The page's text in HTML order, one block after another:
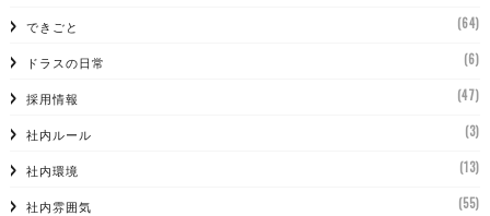
できごと (64)
ドラスの日常 (6)
採用情報 (47)
社内ルール (3)
社内環境 (13)
社内雰囲気 (55)